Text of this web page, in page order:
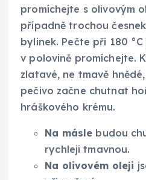
promíchejte s olivovým
případně trochou
bylinek. Pečte při 180
v polovině promíchejte.
zlatavé, ne tmavě
pečivo začne chutnat
hráškového krému.
Na másle budou
rychleji tmavnou.
Na olivovém oleji